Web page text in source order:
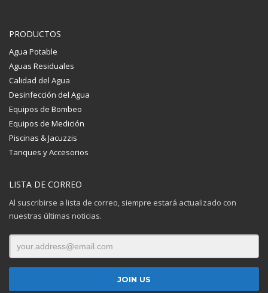
PRODUCTOS
Agua Potable
Aguas Residuales
Calidad del Agua
Desinfección del Agua
Equipos de Bombeo
Equipos de Medición
Piscinas & Jacuzzis
Tanques y Accesorios
LISTA DE CORREO
Al suscribirse a lista de correo, siempre estará actualizado con
nuestras últimas noticias.